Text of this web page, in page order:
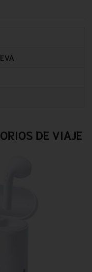
DE VIAJE